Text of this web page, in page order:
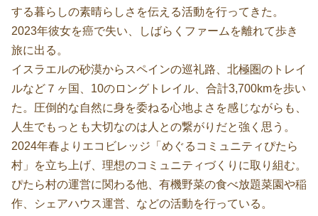
する暮らしの素晴らしさを伝える活動を行ってきた。
2023年彼女を癌で失い、しばらくファームを離れて歩き
旅に出る。
イスラエルの砂漠からスペインの巡礼路、北極圏のトレイ
ルなど７ヶ国、10のロングトレイル、合計3,700kmを歩い
た。圧倒的な自然に身を委ねる心地よさを感じながらも、
人生でもっとも大切なのは人との繋がりだと強く思う。
2024年春よりエコビレッジ「めぐるコミュニティぴたら
村」を立ち上げ、理想のコミュニティづくりに取り組む。
ぴたら村の運営に関わる他、有機野菜の食べ放題菜園や稲
作、シェアハウス運営、などの活動を行っている。